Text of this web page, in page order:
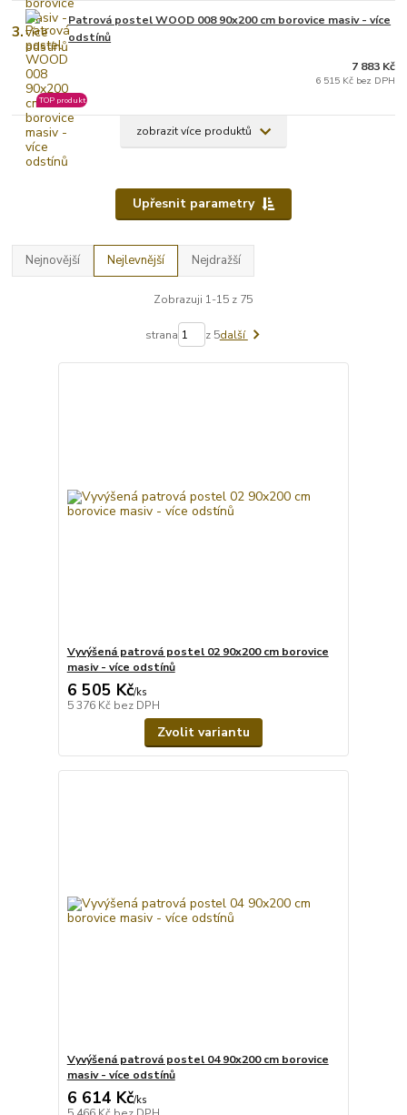
3.
Patrová postel WOOD 008 90x200 cm borovice masiv - více
odstínů
TOP produkt
7 883 Kč
6 515 Kč bez DPH
zobrazit více produktů
Upřesnit parametry
Nejnovější Nejlevnější Nejdražší
Zobrazuji 1-15 z 75
strana z 5další
Vyvýšená patrová postel 02 90x200 cm borovice
masiv - více odstínů
6 505 Kč/ks
5 376 Kč bez DPH
Zvolit variantu
Vyvýšená patrová postel 04 90x200 cm borovice
masiv - více odstínů
6 614 Kč/ks